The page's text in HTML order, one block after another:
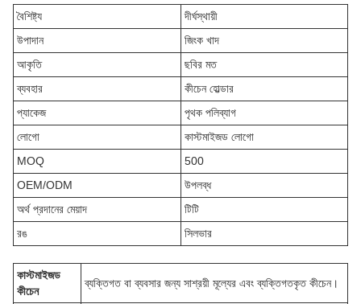
বৈশিষ্ট্য
দীর্ঘস্থায়ী
উপাদান
জিংক খাদ
আকৃতি
ছবির মত
ব্যবহার
কীচেন হোল্ডার
প্যাকেজ
পৃথক পলিব্যাগ
লোগো
কাস্টমাইজড লোগো
MOQ
500
OEM/ODM
উপলব্ধ
অর্থ প্রদানের মেয়াদ
টিটি
রঙ
সিলভার
কাস্টমাইজড
কীচেন
ব্যক্তিগত বা ব্যবসার জন্য সাশ্রয়ী মূল্যের এবং ব্যক্তিগতকৃত কীচেন।